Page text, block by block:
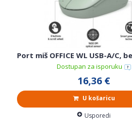
Port miš OFFICE WL USB-A/C,
Dostupan za isporuku
16,36 €
U košaricu
Usporedi